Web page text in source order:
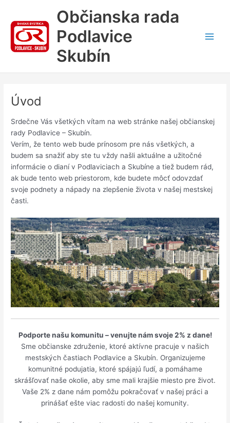
obsah
Občianska rada
Podlavice
Skubín
Úvod
Srdečne Vás všetkých vítam na web stránke našej občianskej
rady Podlavice – Skubín.
Verím, že tento web bude prínosom pre nás všetkých, a
budem sa snažiť aby ste tu vždy našli aktuálne a užitočné
informácie o dianí v Podlaviciach a Skubíne a tiež budem rád,
ak bude tento web priestorom, kde budete môcť odovzdať
svoje podnety a nápady na zlepšenie života v našej mestskej
časti.
Podporte našu komunitu – venujte nám svoje 2% z dane!
Sme občianske združenie, ktoré aktívne pracuje v našich
mestských častiach Podlavice a Skubín. Organizujeme
komunitné podujatia, ktoré spájajú ľudí, a pomáhame
skrášľovať naše okolie, aby sme mali krajšie miesto pre život.
Vaše 2% z dane nám pomôžu pokračovať v našej práci a
prinášať ešte viac radosti do našej komunity.